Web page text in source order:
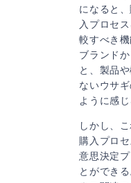
になると
入プロセ
較すべき
ブランド
と、製品
ないウサ
ように感
しかし、
購入プロセ
意思決定
とができ